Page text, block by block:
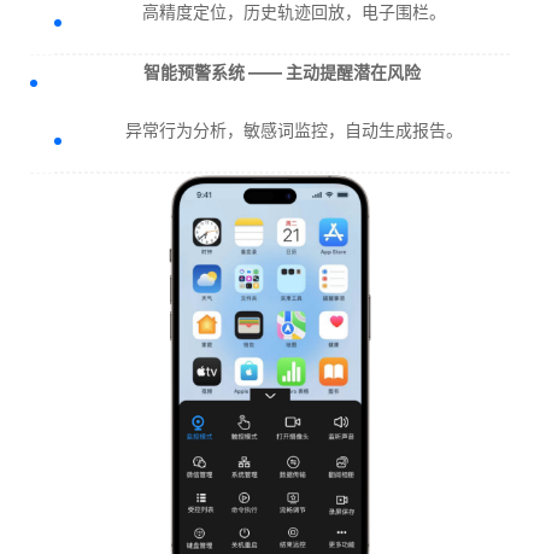
高精度定位，历史轨迹回放，电子围栏。
智能预警系统 —— 主动提醒潜在风险
异常行为分析，敏感词监控，自动生成报告。